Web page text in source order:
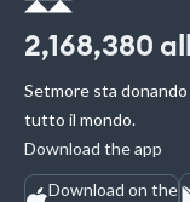
2,168,380
Setmore sta
tutto il mondo.
Download the app
Download on the